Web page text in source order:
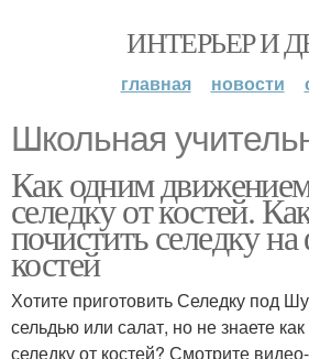
ИНТЕРЬЕР И
главная новости
Школьная
Как одним
селедку от костей.
почистить селедку
костей
Хотите приготовить Селедку под
сельдью или салат, но не знаете
селедку от костей? Смотрите